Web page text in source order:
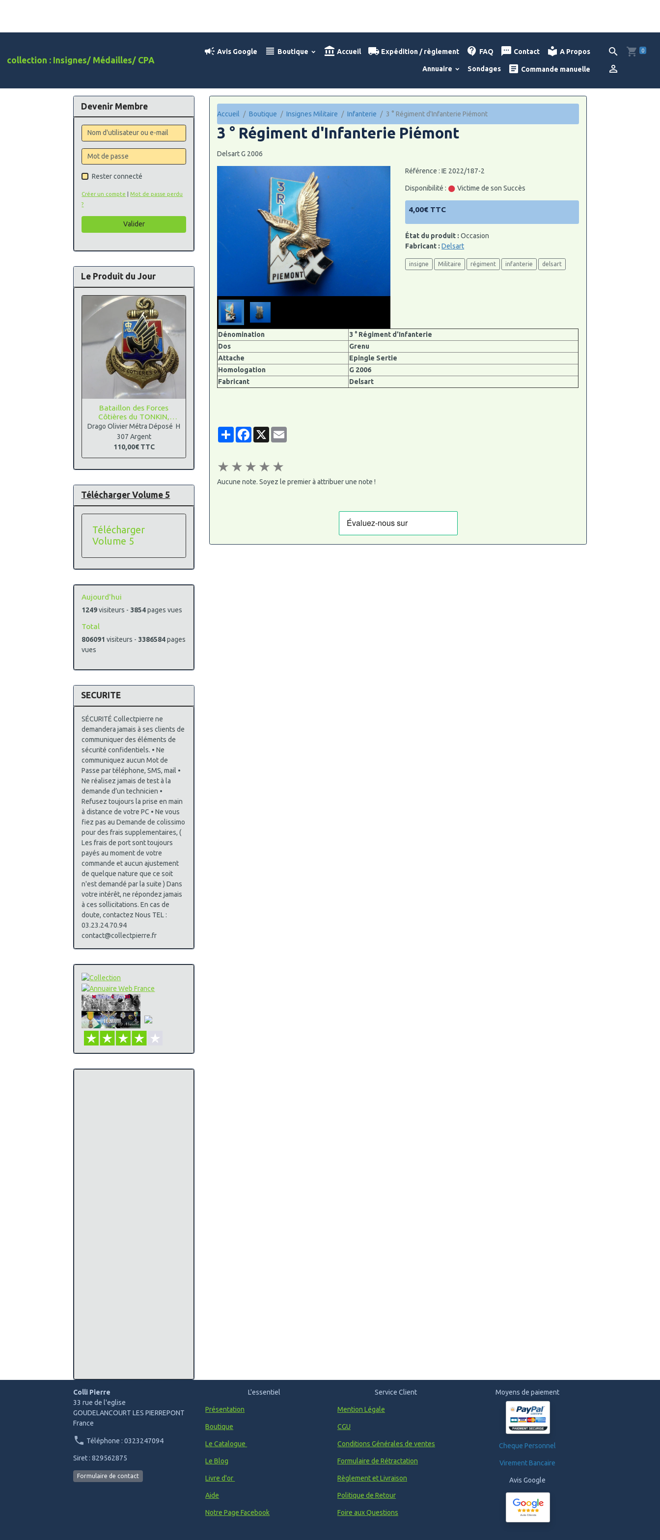
collection : Insignes/ Médailles/ CPA
Avis Google Boutique Accueil Expédition / règlement FAQ Contact A Propos
Annuaire Sondages Commande manuelle
0
Accueil Boutique Insignes Militaire Infanterie 3 ° Régiment d'Infanterie Piémont
3 ° Régiment d'Infanterie Piémont
Delsart G 2006
Référence : IE 2022/187-2
Disponibilité : Victime de son Succès
4,00€ TTC
État du produit : Occasion
Fabricant : Delsart
insigne Militaire régiment infanterie delsart
Dénomination
3 ° Régiment d'Infanterie
Dos
Grenu
Attache
Epingle Sertie
Homologation
G 2006
Fabricant
Delsart
PartagerFacebook
X Email
★ ★ ★ ★ ★
Aucune note. Soyez le premier à attribuer une note !
Devenir Membre
Rester connecté
Créer un compte
Mot de passe perdu
?
Valider
Le Produit du Jour
Bataillon des Forces
Côtières du TONKIN,
Argent
Drago Olivier Métra Déposé H
307 Argent
110,00€ TTC
Télécharger Volume 5
Télécharger
Volume 5
Aujourd'hui
1249visiteurs - 3854pages vues
Total
806091 visiteurs - 3386584pages
vues
SECURITE
SÉCURITÉ Collectpierre ne
demandera jamais à ses clients de
communiquer des éléments de
sécurité confidentiels. • Ne
communiquez aucun Mot de
Passe par téléphone, SMS, mail •
Ne réalisez jamais de test à la
demande d’un technicien •
Refusez toujours la prise en main
à distance de votre PC • Ne vous
fiez pas au Demande de colissimo
pour des frais supplementaires, (
Les frais de port sont toujours
payés au moment de votre
commande et aucun ajustement
de quelque nature que ce soit
n'est demandé par la suite ) Dans
votre intérêt, ne répondez jamais
à ces sollicitations. En cas de
doute, contactez Nous TEL :
03.23.24.70.94
contact@collectpierre.fr
Colli Pierre
33 rue de l'eglise
GOUDELANCOURT LES PIERREPONT
France
Téléphone : 0323247094
Siret : 829562875
Formulaire de contact
L'essentiel
Présentation
Boutique
Le Catalogue
Le Blog
Livre d'or
Aide
Notre Page Facebook
Service Client
Mention Légale
CGU
Conditions Générales de ventes
Formulaire de Rétractation
Règlement et Livraison
Politique de Retour
Foire aux Questions
Moyens de paiement
Cheque Personnel
Virement Bancaire
Avis Google